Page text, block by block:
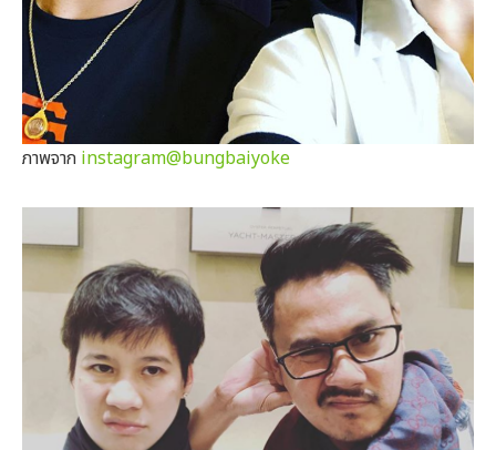
ภาพจาก instagram@bungbaiyoke